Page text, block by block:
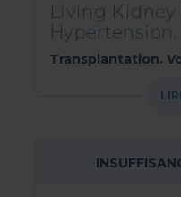
Living
Hypertension.
Transplantation.